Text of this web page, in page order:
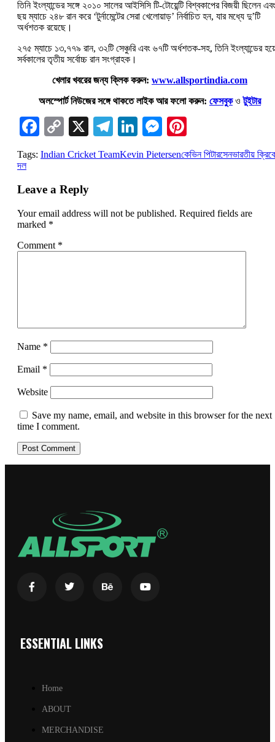
তিনি ইংল্যান্ডের সঙ্গে ২০১০ সালের আইসিসি টি-টোয়েন্টি বিশ্বকাপের বিজয়ী ছিলেন এবং
ছয় ম্যাচে ২৪৮ রান করে ‘টুর্নামেন্টের সেরা খেলোয়াড়’ নির্বাচিত হন, যার মধ্যে দু’টি
অর্ধশতক রয়েছে।
২৭৫ ম্যাচে ১৩,৭৭৯ রান, ৩২টি সেঞ্চুরি এবং ৬৭টি অর্ধশতক-সহ, তিনি ইংল্যান্ডের
সর্বকালের তৃতীয় সর্বোচ্চ রান সংগ্রাহক।
খেলার খবরের জন্য ক্লিক করুন: www.allsportindia.com
অলস্পোর্ট নিউজের সঙ্গে থাকতে লাইক আর ফলো করুন: ফেসবুকওটুইটার
Facebook
Copy
Link
X Telegram
LinkedIn
Messenger
Tags: Indian Cricket TeamKevin Pietersenকেভিন পিটারসেনভারতীয়
দল
Leave a Reply
Your email address will not be published. Required fields are
marked *
Comment *
Name *
Email *
Website
Save my name, email, and website in this browser for the next
time I comment.
ESSENTIAL LINKS
Home
ABOUT
MERCHANDISE